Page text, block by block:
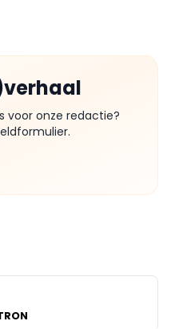
voor onze redactie?